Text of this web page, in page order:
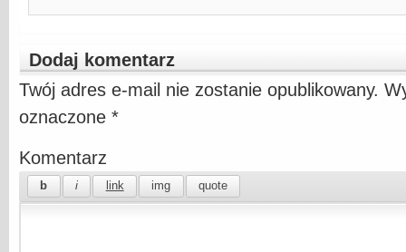
Dodaj komentarz
Twój adres e-mail nie zostanie opublikowany.
oznaczone *
Komentarz